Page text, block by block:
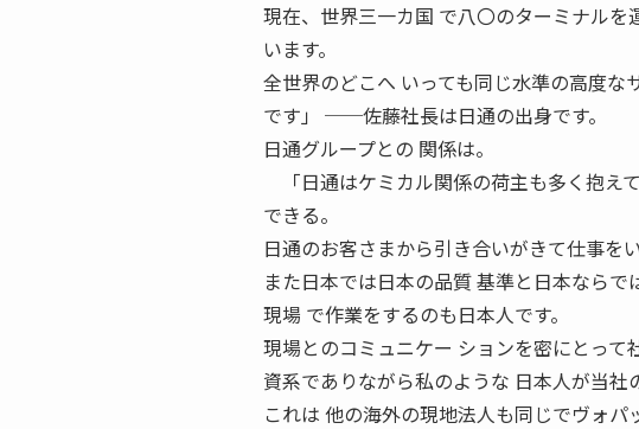
現在、世界三一カ国 で八〇のターミナル
います。
全世界のどこへ いっても同じ水準の高度
です」 ──佐藤社長は日通の出身です。
日通グループとの 関係は。
「日通はケミカル関係の荷主も多く抱え
できる。
日通のお客さまから引き合いがきて仕事を
また日本では日本の品質 基準と日本ならで
現場 で作業をするのも日本人です。
現場とのコミュニケー ションを密にとっ
資系でありながら私のような 日本人が当社
これは 他の海外の現地法人も同じでヴォ